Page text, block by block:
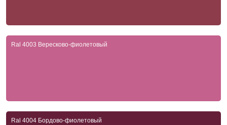
Ral 4003 Вересково-фиолетовый
Ral 4004 Бордово-фиолетовый